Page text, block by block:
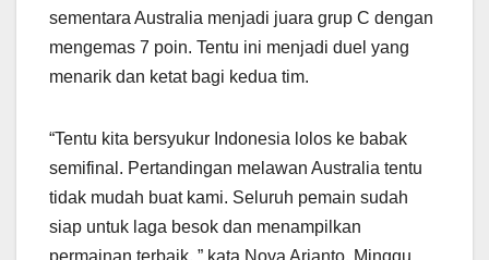
sementara Australia menjadi juara grup C dengan
mengemas 7 poin. Tentu ini menjadi duel yang
menarik dan ketat bagi kedua tim.
“Tentu kita bersyukur Indonesia lolos ke babak
semifinal. Pertandingan melawan Australia tentu
tidak mudah buat kami. Seluruh pemain sudah
siap untuk laga besok dan menampilkan